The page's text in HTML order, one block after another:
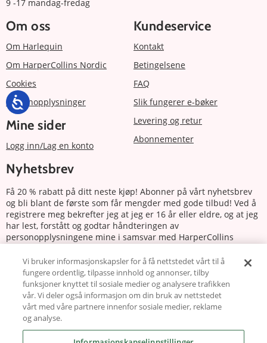
9 -17 mandag-fredag
Om oss
Om Harlequin
Om HarperCollins Nordic
Cookies
Personopplysninger
Mine sider
Logg inn/Lag en konto
Kundeservice
Kontakt
Betingelsene
FAQ
Slik fungerer e-bøker
Levering og retur
Abonnementer
Nyhetsbrev
Få 20 % rabatt på ditt neste kjøp! Abonner på vårt nyhetsbrev
og bli blant de første som får mengder med gode tilbud! Ved å
registrere meg bekrefter jeg at jeg er 16 år eller eldre, og at jeg
har lest, forstått og godtar håndteringen av
personopplysningene mine i samsvar med HarperCollins
Abonnere
Følg oss
Vi bruker informasjonskapsler for å få nettstedet vårt til å
fungere ordentlig, tilpasse innhold og annonser, tilby
funksjoner knyttet til sosiale medier og analysere trafikken
vår. Vi deler også informasjon om din bruk av nettstedet
vårt med våre partnere innenfor sosiale medier, reklame
og analyse.